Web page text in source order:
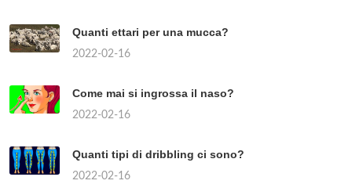
Quanti ettari per una mucca?
2022-02-16
Come mai si ingrossa il naso?
2022-02-16
Quanti tipi di dribbling ci sono?
2022-02-16